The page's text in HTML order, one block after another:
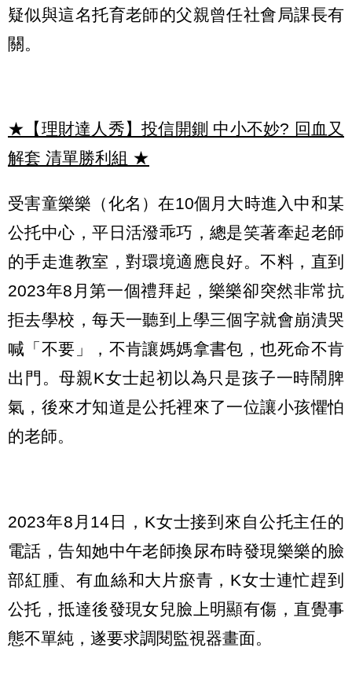
疑似與這名托育老師的父親曾任社會局課長有
關。
★【理財達人秀】投信開鍘 中小不妙? 回血又
解套 清單勝利組 ★
受害童樂樂（化名）在10個月大時進入中和某
公托中心，平日活潑乖巧，總是笑著牽起老師
的手走進教室，對環境適應良好。不料，直到
2023年8月第一個禮拜起，樂樂卻突然非常抗
拒去學校，每天一聽到上學三個字就會崩潰哭
喊「不要」，不肯讓媽媽拿書包，也死命不肯
出門。母親K女士起初以為只是孩子一時鬧脾
氣，後來才知道是公托裡來了一位讓小孩懼怕
的老師。
2023年8月14日，K女士接到來自公托主任的
電話，告知她中午老師換尿布時發現樂樂的臉
部紅腫、有血絲和大片瘀青，K女士連忙趕到
公托，抵達後發現女兒臉上明顯有傷，直覺事
態不單純，遂要求調閱監視器畫面。